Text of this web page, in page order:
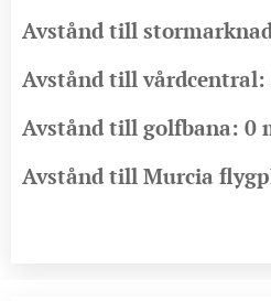
Avstånd till
Avstånd till vårdcentral:
Avstånd till golfbana: 0
Avstånd till Murcia